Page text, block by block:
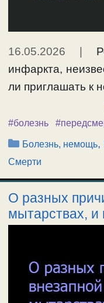
16.05.2026 |
инфаркта,
ли приглашать к
#болезнь
Рубрики
Болезнь, немощь,
Смерти
О разных
мытарствах, и